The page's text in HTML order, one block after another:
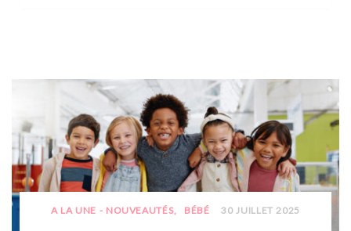
A LA UNE - NOUVEAUTÉS BÉBÉ 30 JUILLET 2025